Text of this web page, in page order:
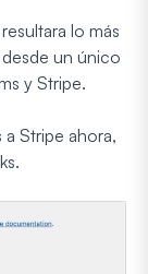
lo más
un único
y Stripe.
Stripe ahora,